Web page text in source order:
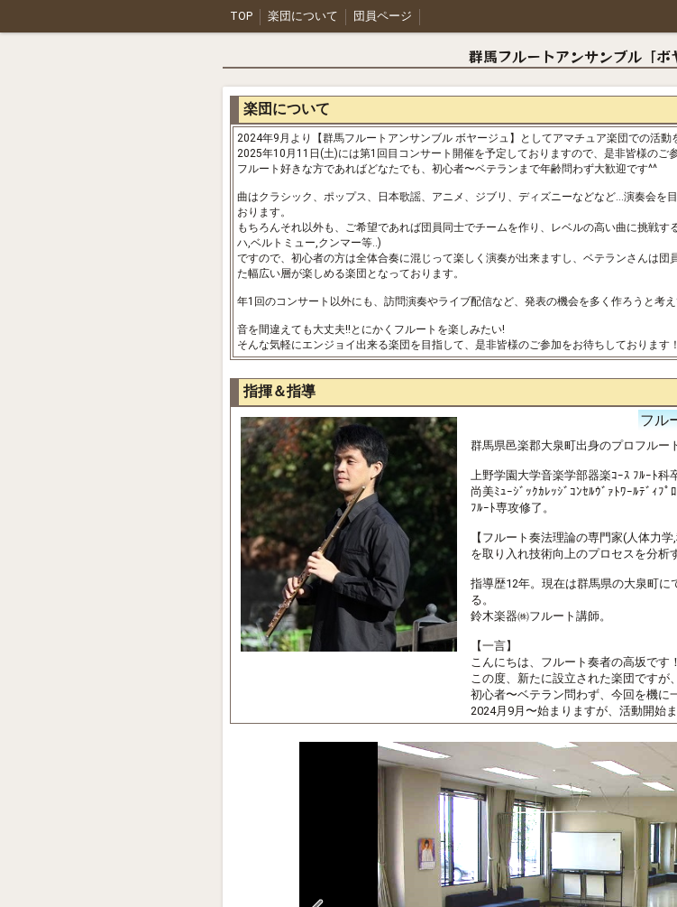
TOP 楽団について 団員ページ
群馬フルートアンサンブル「ボ
楽団について
2024年9月より【群馬フルートアンサンブル ボヤージュ】としてアマチュア楽団での活動
2025年10月11日(土)には第1回目コンサート開催を予定しておりますので、是非皆様のご
フルート好きな方であればどなたでも、初心者〜ベテランまで年齢問わず大歓迎です^^
曲はクラシック、ポップス、日本歌謡、アニメ、ジブリ、ディズニーなどなど...演奏会を
おります。
もちろんそれ以外も、ご希望であれば団員同士でチームを作り、レベルの高い曲に挑戦
ハ,ベルトミュー,クンマー等..)
ですので、初心者の方は全体合奏に混じって楽しく演奏が出来ますし、ベテランさんは
た幅広い層が楽しめる楽団となっております。
年1回のコンサート以外にも、訪問演奏やライブ配信など、発表の機会を多く作ろうと考え
音を間違えても大丈夫!!とにかくフルートを楽しみたい!
そんな気軽にエンジョイ出来る楽団を目指して、是非皆様のご参加をお待ちしております！
指揮＆指導
フル
群馬県邑楽郡大泉町出身のプロフルー
上野学園大学音楽学部器楽ｺｰｽ ﾌﾙｰﾄ科
尚美ﾐｭｰｼﾞｯｸｶﾚｯｼﾞｺﾝｾﾙｳﾞｧﾄﾜｰﾙﾃﾞｨﾌﾟ
ﾌﾙｰﾄ専攻修了。
【フルート奏法理論の専門家(人体力
を取り入れ技術向上のプロセスを分析
指導歴12年。現在は群馬県の大泉町
る。
鈴木楽器㈱フルート講師。
【一言】
こんにちは、フルート奏者の高坂です！
この度、新たに設立された楽団ですが
初心者〜ベテラン問わず、今回を機に
2024月9月〜始まりますが、活動開始